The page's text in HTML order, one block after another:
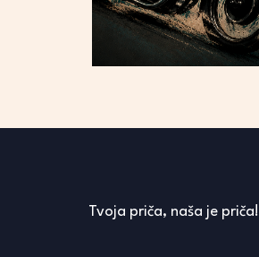
Tvoja priča, naša je priča!